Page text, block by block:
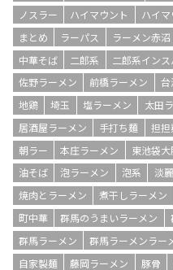
ノスラー
ハイマウント ハイマ
まとめ
ラーパス ラーメン赤沼
中華そば
二郎系 二郎系イン
佐野ラーメン
前橋ラーメン 台
地鶏
埼玉 塩ラーメン 太田
居酒屋ラーメン
手打ち麺 担担
朝ラー
本庄ラーメン 東池袋
油そば
泡ラーメン 泡系 淡
焼肉とラーメン
煮干しラーメン
町中華
群馬のうまいラーメン
群馬ラーメン
群馬ラーメンラー
自家製麺
藤岡ラーメン 豚骨